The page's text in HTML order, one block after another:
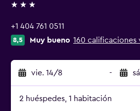
3 estrellas
+1 404 761 0511
8,5 Muy bueno 160 calificaciones
vie. 14/8 -
2 huéspedes, 1 habitación